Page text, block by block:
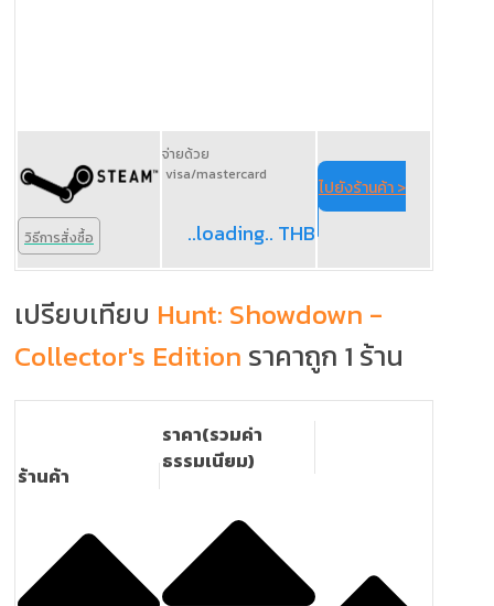
วิธีการสั่งซื้อ
จ่ายด้วย
visa/mastercard
..loading.. THB
ไปยังร้านค้า >
เปรียบเทียบ Hunt: Showdown -
Collector's Edition ราคาถูก 1 ร้าน
ร้านค้า
ราคา(รวมค่า
ธรรมเนียม)